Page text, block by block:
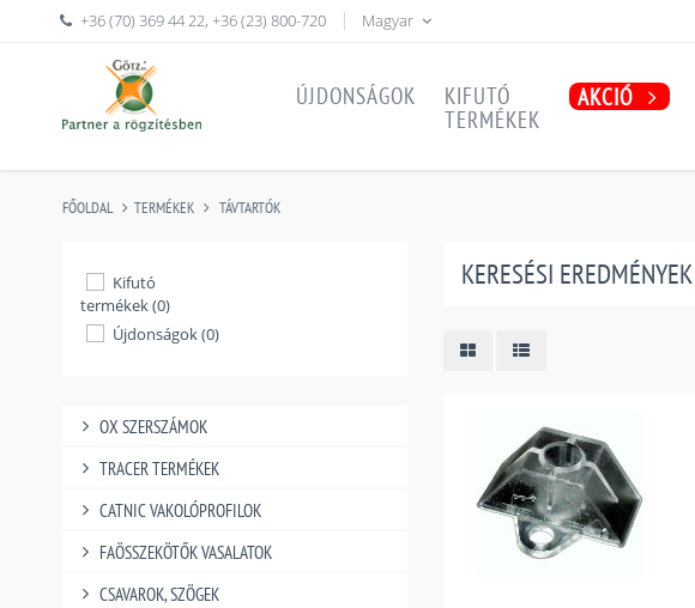
+36 (70) 369 44 22,+36 (23) 800-720 Magyar
ÚJDONSÁGOK
KIFUTÓ
TERMÉKEK
AKCIÓ
FŐOLDAL TERMÉKEK TÁVTARTÓK
Kifutó
termékek (0)
Újdonságok (0)
OX SZERSZÁMOK
TRACER TERMÉKEK
CATNIC VAKOLÓPROFILOK
FAÖSSZEKÖTŐK VASALATOK
CSAVAROK, SZÖGEK
KERESÉSI EREDMÉNYEK